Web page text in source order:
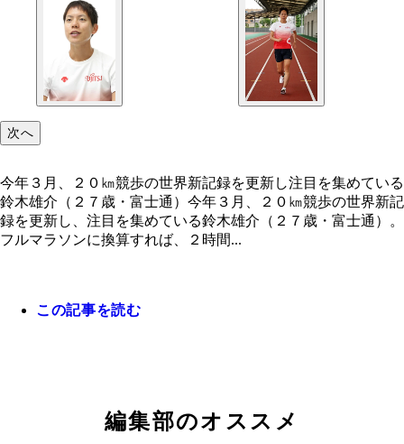
次へ
今年３月、２０㎞競歩の世界新記録を更新し注目を集めている
鈴木雄介（２７歳・富士通）今年３月、２０㎞競歩の世界新記
録を更新し、注目を集めている鈴木雄介（２７歳・富士通）。
フルマラソンに換算すれば、２時間...
この記事を読む
編集部のオススメ